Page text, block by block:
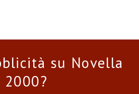
su Novella
2000?